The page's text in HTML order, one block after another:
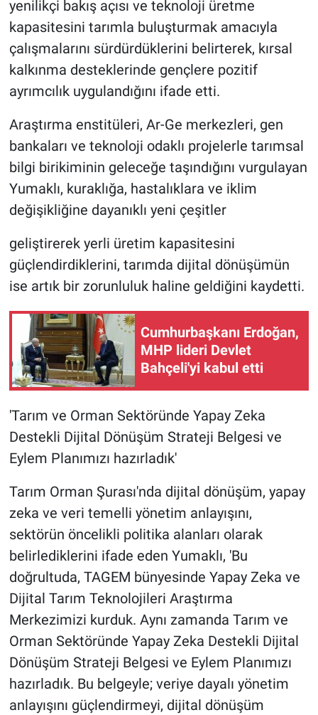
yenilikçi bakış açısı ve teknoloji üretme
kapasitesini tarımla buluşturmak amacıyla
çalışmalarını sürdürdüklerini belirterek, kırsal
kalkınma desteklerinde gençlere pozitif
ayrımcılık uygulandığını ifade etti.
Araştırma enstitüleri, Ar-Ge merkezleri, gen
bankaları ve teknoloji odaklı projelerle tarımsal
bilgi birikiminin geleceğe taşındığını vurgulayan
Yumaklı, kuraklığa, hastalıklara ve iklim
değişikliğine dayanıklı yeni çeşitler
geliştirerek yerli üretim kapasitesini
güçlendirdiklerini, tarımda dijital dönüşümün
ise artık bir zorunluluk haline geldiğini kaydetti.
Cumhurbaşkanı Erdoğan,
MHP lideri Devlet
Bahçeli'yi kabul etti
'Tarım ve Orman Sektöründe Yapay Zeka
Destekli Dijital Dönüşüm Strateji Belgesi ve
Eylem Planımızı hazırladık'
Tarım Orman Şurası'nda dijital dönüşüm, yapay
zeka ve veri temelli yönetim anlayışını,
sektörün öncelikli politika alanları olarak
belirlediklerini ifade eden Yumaklı, 'Bu
doğrultuda, TAGEM bünyesinde Yapay Zeka ve
Dijital Tarım Teknolojileri Araştırma
Merkezimizi kurduk. Aynı zamanda Tarım ve
Orman Sektöründe Yapay Zeka Destekli Dijital
Dönüşüm Strateji Belgesi ve Eylem Planımızı
hazırladık. Bu belgeyle; veriye dayalı yönetim
anlayışını güçlendirmeyi, dijital dönüşüm